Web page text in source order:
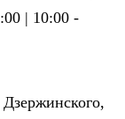
| 10:00 -